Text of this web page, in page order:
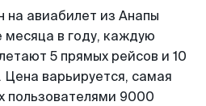
на авиабилет из Анапы
месяца в году, каждую
5 прямых рейсов и 10
варьируется, самая
пользователями 9000